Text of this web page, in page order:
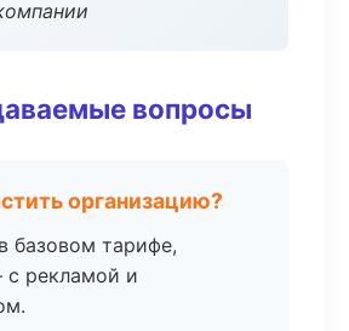
вопросы
организацию?
базовом тарифе,
рекламой и